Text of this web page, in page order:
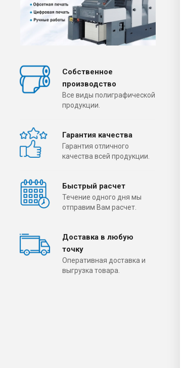
Собственное
производство
Все виды полиграфической
продукции.
Гарантия качества
Гарантия отличного
качества всей продукции.
Быстрый расчет
Течение одного дня мы
отправим Вам расчет.
Доставка в любую
точку
Оперативная доставка и
выгрузка товара.